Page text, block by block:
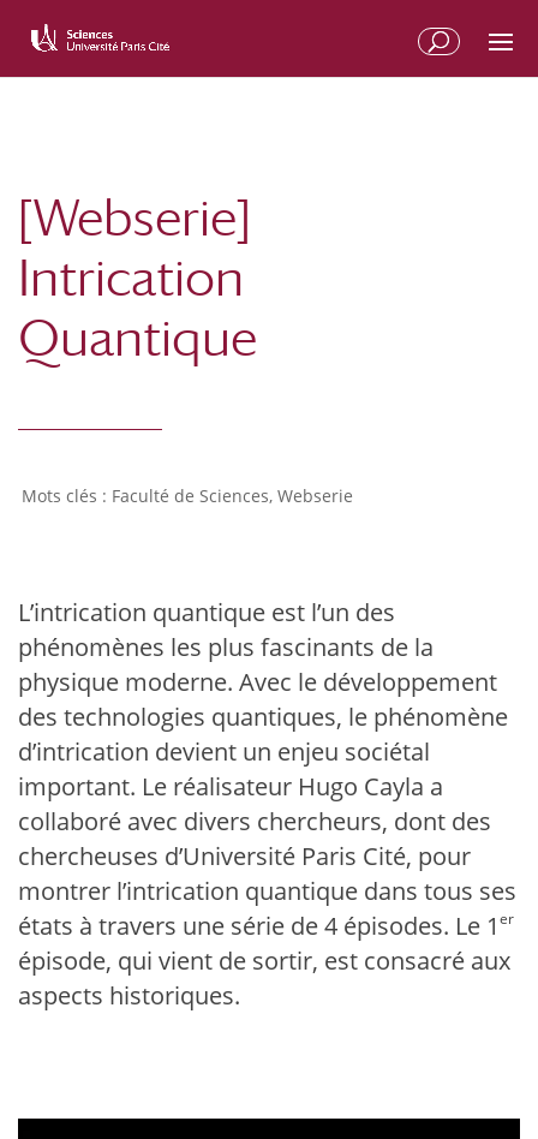
[Webserie]
Intrication
Quantique
Faculté de Sciences, Webserie
L’intrication quantique est l’un des
phénomènes les plus fascinants de la
physique moderne. Avec le développement
des technologies quantiques, le phénomène
d’intrication devient un enjeu sociétal
important. Le réalisateur Hugo Cayla a
collaboré avec divers chercheurs, dont des
chercheuses d’Université Paris Cité, pour
montrer l’intrication quantique dans tous ses
états à travers une série de 4 épisodes. Le 1 er
épisode, qui vient de sortir, est consacré aux
aspects historiques.